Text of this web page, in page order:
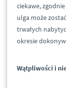
ciekawe,
ulga może
trwałych
okresie
Wątpliwości i